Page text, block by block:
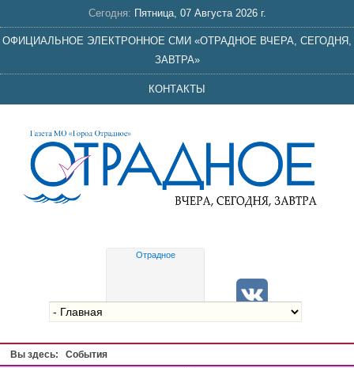
Сегодня: Пятница, 07 Августа 2026 г.
ОФИЦИАЛЬНОЕ ЭЛЕКТРОННОЕ СМИ «ОТРАДНОЕ ВЧЕРА, СЕГОДНЯ,
ЗАВТРА»
КОНТАКТЫ
Отрадное
Вы здесь: События